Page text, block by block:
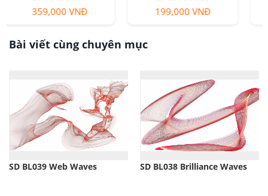
599,000 VNĐ 399,000 VNĐ
Bài viết cùng chuyên mục
SD BL039 Web Waves SD BL038 Brilliance Waves